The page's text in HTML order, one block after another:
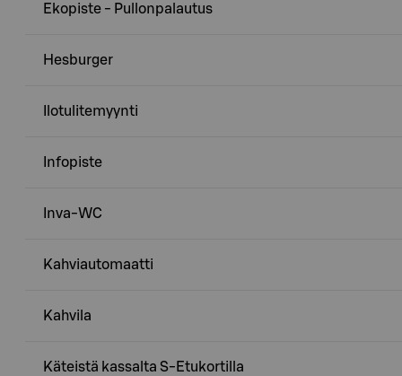
Ekopiste - Pullonpalautus
Hesburger
Ilotulitemyynti
Infopiste
Inva-WC
Kahviautomaatti
Kahvila
Käteistä kassalta S-Etukortilla